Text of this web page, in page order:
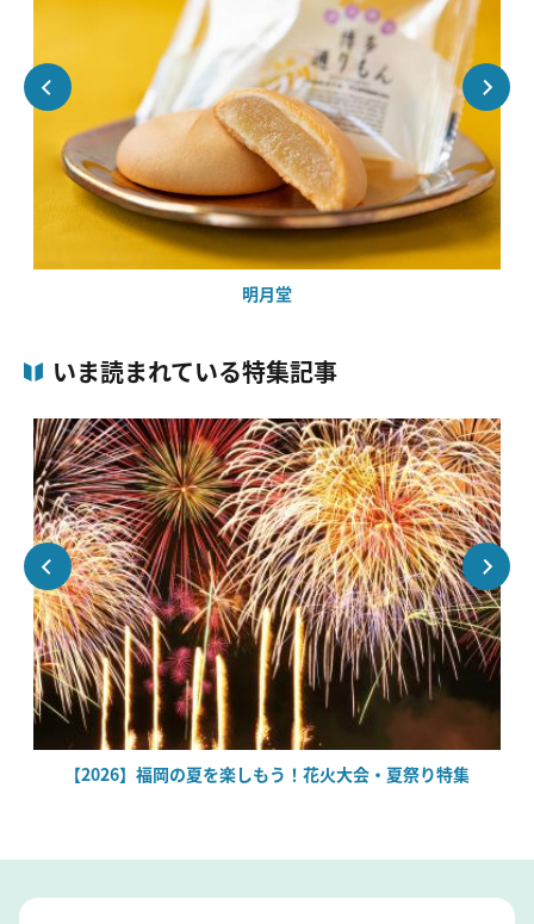
明月堂
いま読まれている特集記事
【2026】福岡の夏を楽しもう！花火大会・夏祭り特集